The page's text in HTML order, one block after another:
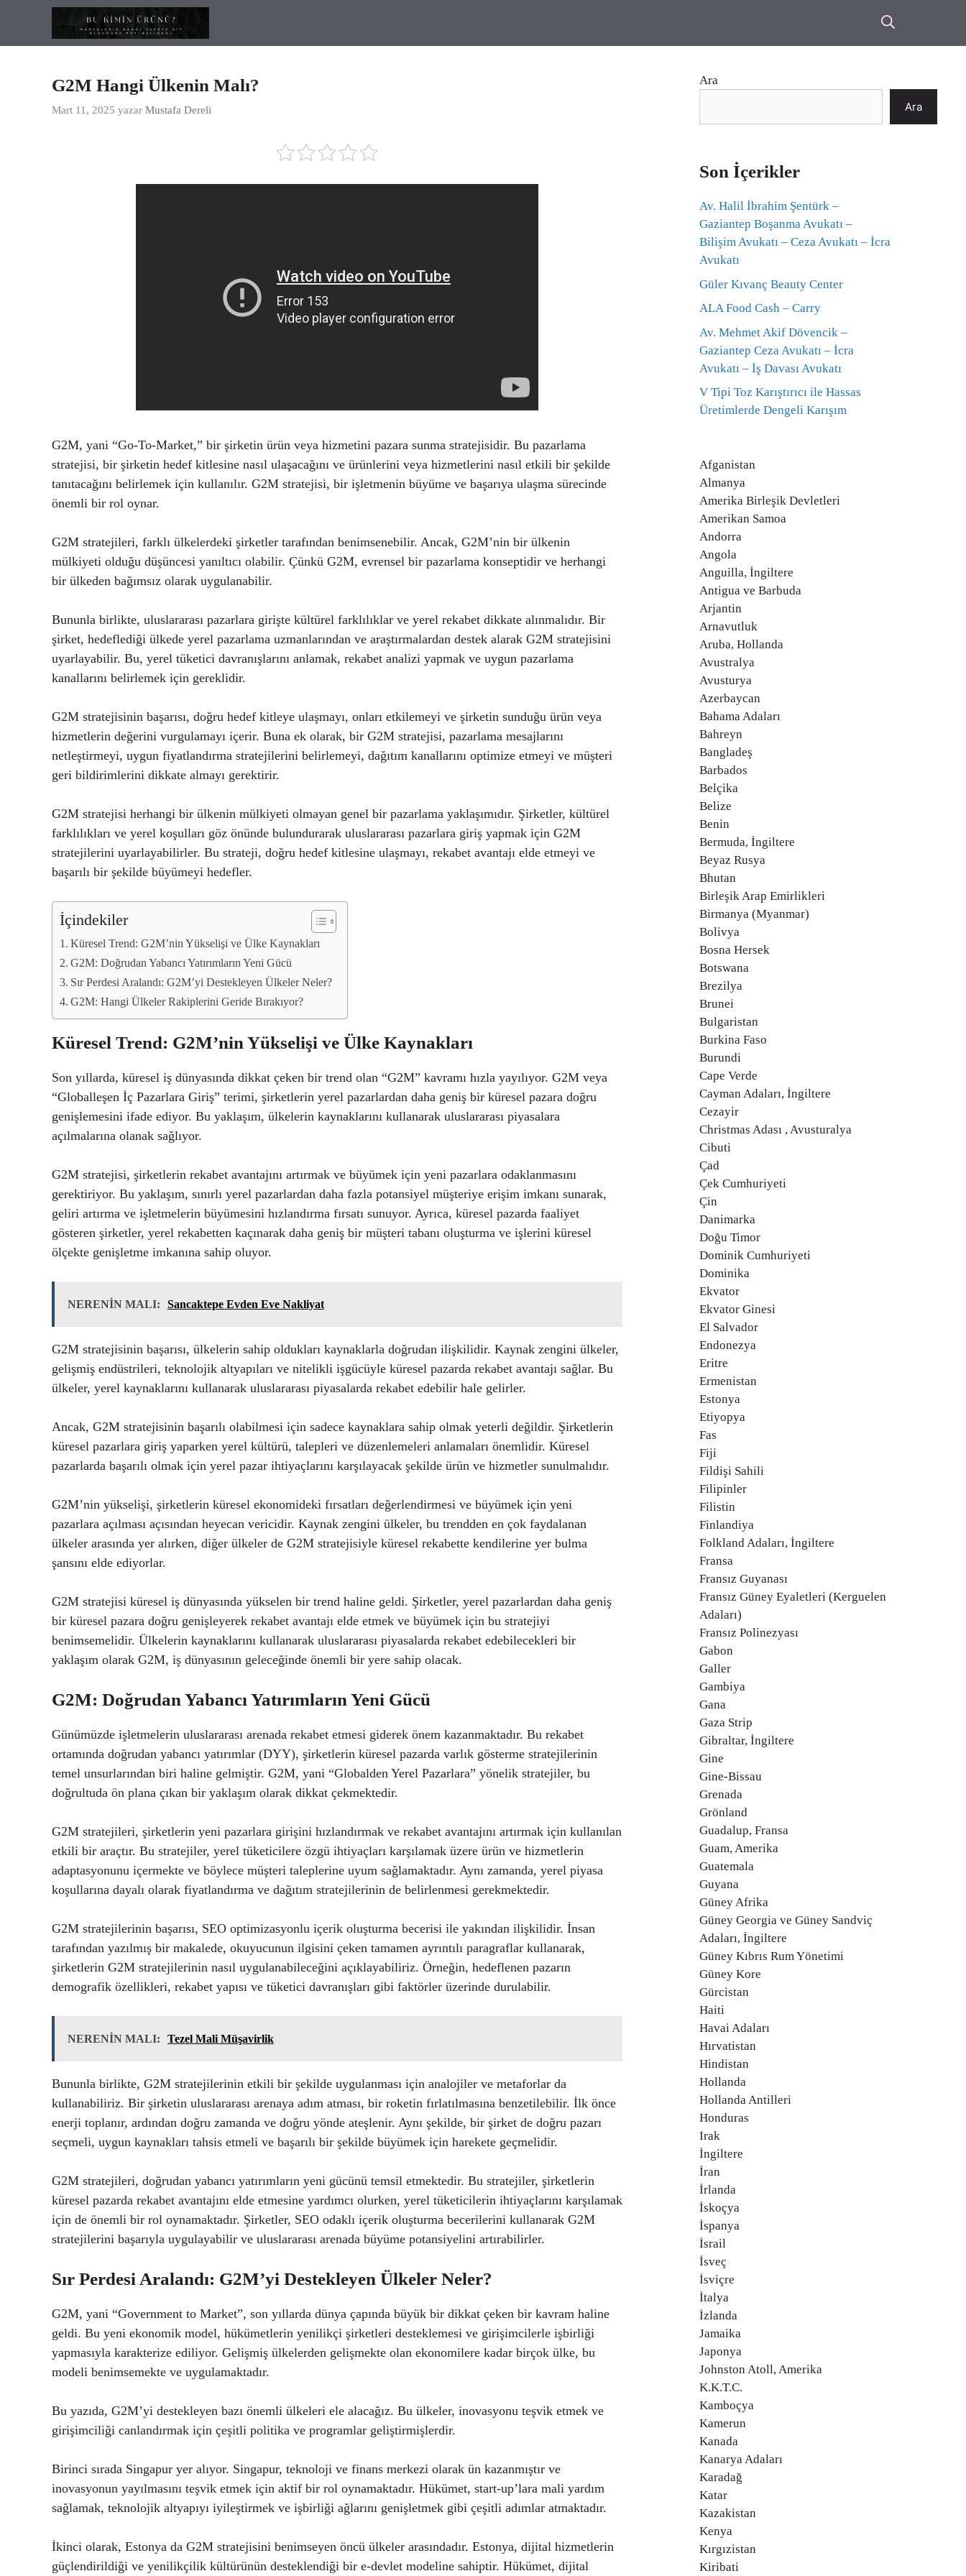
G2M Hangi Ülkenin Malı?
Mart 11, 2025 yazar Mustafa Dereli
G2M, yani “Go-To-Market,” bir şirketin ürün veya hizmetini pazara sunma stratejisidir. Bu pazarlama
stratejisi, bir şirketin hedef kitlesine nasıl ulaşacağını ve ürünlerini veya hizmetlerini nasıl etkili bir şekilde
tanıtacağını belirlemek için kullanılır. G2M stratejisi, bir işletmenin büyüme ve başarıya ulaşma sürecinde
önemli bir rol oynar.
G2M stratejileri, farklı ülkelerdeki şirketler tarafından benimsenebilir. Ancak, G2M’nin bir ülkenin
mülkiyeti olduğu düşüncesi yanıltıcı olabilir. Çünkü G2M, evrensel bir pazarlama konseptidir ve herhangi
bir ülkeden bağımsız olarak uygulanabilir.
Bununla birlikte, uluslararası pazarlara girişte kültürel farklılıklar ve yerel rekabet dikkate alınmalıdır. Bir
şirket, hedeflediği ülkede yerel pazarlama uzmanlarından ve araştırmalardan destek alarak G2M stratejisini
uyarlayabilir. Bu, yerel tüketici davranışlarını anlamak, rekabet analizi yapmak ve uygun pazarlama
kanallarını belirlemek için gereklidir.
G2M stratejisinin başarısı, doğru hedef kitleye ulaşmayı, onları etkilemeyi ve şirketin sunduğu ürün veya
hizmetlerin değerini vurgulamayı içerir. Buna ek olarak, bir G2M stratejisi, pazarlama mesajlarını
netleştirmeyi, uygun fiyatlandırma stratejilerini belirlemeyi, dağıtım kanallarını optimize etmeyi ve müşteri
geri bildirimlerini dikkate almayı gerektirir.
G2M stratejisi herhangi bir ülkenin mülkiyeti olmayan genel bir pazarlama yaklaşımıdır. Şirketler, kültürel
farklılıkları ve yerel koşulları göz önünde bulundurarak uluslararası pazarlara giriş yapmak için G2M
stratejilerini uyarlayabilirler. Bu strateji, doğru hedef kitlesine ulaşmayı, rekabet avantajı elde etmeyi ve
başarılı bir şekilde büyümeyi hedefler.
İçindekiler
Küresel Trend: G2M’nin Yükselişi ve Ülke Kaynakları
G2M: Doğrudan Yabancı Yatırımların Yeni Gücü
Sır Perdesi Aralandı: G2M’yi Destekleyen Ülkeler Neler?
G2M: Hangi Ülkeler Rakiplerini Geride Bırakıyor?
Küresel Trend: G2M’nin Yükselişi ve Ülke Kaynakları
Son yıllarda, küresel iş dünyasında dikkat çeken bir trend olan “G2M” kavramı hızla yayılıyor. G2M veya
“Globalleşen İç Pazarlara Giriş” terimi, şirketlerin yerel pazarlardan daha geniş bir küresel pazara doğru
genişlemesini ifade ediyor. Bu yaklaşım, ülkelerin kaynaklarını kullanarak uluslararası piyasalara
açılmalarına olanak sağlıyor.
G2M stratejisi, şirketlerin rekabet avantajını artırmak ve büyümek için yeni pazarlara odaklanmasını
gerektiriyor. Bu yaklaşım, sınırlı yerel pazarlardan daha fazla potansiyel müşteriye erişim imkanı sunarak,
geliri artırma ve işletmelerin büyümesini hızlandırma fırsatı sunuyor. Ayrıca, küresel pazarda faaliyet
gösteren şirketler, yerel rekabetten kaçınarak daha geniş bir müşteri tabanı oluşturma ve işlerini küresel
ölçekte genişletme imkanına sahip oluyor.
NERENİN MALI: Sancaktepe Evden Eve Nakliyat
G2M stratejisinin başarısı, ülkelerin sahip oldukları kaynaklarla doğrudan ilişkilidir. Kaynak zengini ülkeler,
gelişmiş endüstrileri, teknolojik altyapıları ve nitelikli işgücüyle küresel pazarda rekabet avantajı sağlar. Bu
ülkeler, yerel kaynaklarını kullanarak uluslararası piyasalarda rekabet edebilir hale gelirler.
Ancak, G2M stratejisinin başarılı olabilmesi için sadece kaynaklara sahip olmak yeterli değildir. Şirketlerin
küresel pazarlara giriş yaparken yerel kültürü, talepleri ve düzenlemeleri anlamaları önemlidir. Küresel
pazarlarda başarılı olmak için yerel pazar ihtiyaçlarını karşılayacak şekilde ürün ve hizmetler sunulmalıdır.
G2M’nin yükselişi, şirketlerin küresel ekonomideki fırsatları değerlendirmesi ve büyümek için yeni
pazarlara açılması açısından heyecan vericidir. Kaynak zengini ülkeler, bu trendden en çok faydalanan
ülkeler arasında yer alırken, diğer ülkeler de G2M stratejisiyle küresel rekabette kendilerine yer bulma
şansını elde ediyorlar.
G2M stratejisi küresel iş dünyasında yükselen bir trend haline geldi. Şirketler, yerel pazarlardan daha geniş
bir küresel pazara doğru genişleyerek rekabet avantajı elde etmek ve büyümek için bu stratejiyi
benimsemelidir. Ülkelerin kaynaklarını kullanarak uluslararası piyasalarda rekabet edebilecekleri bir
yaklaşım olarak G2M, iş dünyasının geleceğinde önemli bir yere sahip olacak.
G2M: Doğrudan Yabancı Yatırımların Yeni Gücü
Günümüzde işletmelerin uluslararası arenada rekabet etmesi giderek önem kazanmaktadır. Bu rekabet
ortamında doğrudan yabancı yatırımlar (DYY), şirketlerin küresel pazarda varlık gösterme stratejilerinin
temel unsurlarından biri haline gelmiştir. G2M, yani “Globalden Yerel Pazarlara” yönelik stratejiler, bu
doğrultuda ön plana çıkan bir yaklaşım olarak dikkat çekmektedir.
G2M stratejileri, şirketlerin yeni pazarlara girişini hızlandırmak ve rekabet avantajını artırmak için kullanılan
etkili bir araçtır. Bu stratejiler, yerel tüketicilere özgü ihtiyaçları karşılamak üzere ürün ve hizmetlerin
adaptasyonunu içermekte ve böylece müşteri taleplerine uyum sağlamaktadır. Aynı zamanda, yerel piyasa
koşullarına dayalı olarak fiyatlandırma ve dağıtım stratejilerinin de belirlenmesi gerekmektedir.
G2M stratejilerinin başarısı, SEO optimizasyonlu içerik oluşturma becerisi ile yakından ilişkilidir. İnsan
tarafından yazılmış bir makalede, okuyucunun ilgisini çeken tamamen ayrıntılı paragraflar kullanarak,
şirketlerin G2M stratejilerinin nasıl uygulanabileceğini açıklayabiliriz. Örneğin, hedeflenen pazarın
demografik özellikleri, rekabet yapısı ve tüketici davranışları gibi faktörler üzerinde durulabilir.
NERENİN MALI: Tezel Mali Müşavirlik
Bununla birlikte, G2M stratejilerinin etkili bir şekilde uygulanması için analojiler ve metaforlar da
kullanabiliriz. Bir şirketin uluslararası arenaya adım atması, bir roketin fırlatılmasına benzetilebilir. İlk önce
enerji toplanır, ardından doğru zamanda ve doğru yönde ateşlenir. Aynı şekilde, bir şirket de doğru pazarı
seçmeli, uygun kaynakları tahsis etmeli ve başarılı bir şekilde büyümek için harekete geçmelidir.
G2M stratejileri, doğrudan yabancı yatırımların yeni gücünü temsil etmektedir. Bu stratejiler, şirketlerin
küresel pazarda rekabet avantajını elde etmesine yardımcı olurken, yerel tüketicilerin ihtiyaçlarını karşılamak
için de önemli bir rol oynamaktadır. Şirketler, SEO odaklı içerik oluşturma becerilerini kullanarak G2M
stratejilerini başarıyla uygulayabilir ve uluslararası arenada büyüme potansiyelini artırabilirler.
Sır Perdesi Aralandı: G2M’yi Destekleyen Ülkeler Neler?
G2M, yani “Government to Market”, son yıllarda dünya çapında büyük bir dikkat çeken bir kavram haline
geldi. Bu yeni ekonomik model, hükümetlerin yenilikçi şirketleri desteklemesi ve girişimcilerle işbirliği
yapmasıyla karakterize ediliyor. Gelişmiş ülkelerden gelişmekte olan ekonomilere kadar birçok ülke, bu
modeli benimsemekte ve uygulamaktadır.
Bu yazıda, G2M’yi destekleyen bazı önemli ülkeleri ele alacağız. Bu ülkeler, inovasyonu teşvik etmek ve
girişimciliği canlandırmak için çeşitli politika ve programlar geliştirmişlerdir.
Birinci sırada Singapur yer alıyor. Singapur, teknoloji ve finans merkezi olarak ün kazanmıştır ve
inovasyonun yayılmasını teşvik etmek için aktif bir rol oynamaktadır. Hükümet, start-up’lara mali yardım
sağlamak, teknolojik altyapıyı iyileştirmek ve işbirliği ağlarını genişletmek gibi çeşitli adımlar atmaktadır.
İkinci olarak, Estonya da G2M stratejisini benimseyen öncü ülkeler arasındadır. Estonya, dijital hizmetlerin
güçlendirildiği ve yenilikçilik kültürünün desteklendiği bir e-devlet modeline sahiptir. Hükümet, dijital
Ara
Ara
Son İçerikler
Av. Halil İbrahim Şentürk –
Gaziantep Boşanma Avukatı –
Bilişim Avukatı – Ceza Avukatı – İcra
Avukatı
Güler Kıvanç Beauty Center
ALA Food Cash – Carry
Av. Mehmet Akif Dövencik –
Gaziantep Ceza Avukatı – İcra
Avukatı – İş Davası Avukatı
V Tipi Toz Karıştırıcı ile Hassas
Üretimlerde Dengeli Karışım
Afganistan
Almanya
Amerika Birleşik Devletleri
Amerikan Samoa
Andorra
Angola
Anguilla, İngiltere
Antigua ve Barbuda
Arjantin
Arnavutluk
Aruba, Hollanda
Avustralya
Avusturya
Azerbaycan
Bahama Adaları
Bahreyn
Bangladeş
Barbados
Belçika
Belize
Benin
Bermuda, İngiltere
Beyaz Rusya
Bhutan
Birleşik Arap Emirlikleri
Birmanya (Myanmar)
Bolivya
Bosna Hersek
Botswana
Brezilya
Brunei
Bulgaristan
Burkina Faso
Burundi
Cape Verde
Cayman Adaları, İngiltere
Cezayir
Christmas Adası , Avusturalya
Cibuti
Çad
Çek Cumhuriyeti
Çin
Danimarka
Doğu Timor
Dominik Cumhuriyeti
Dominika
Ekvator
Ekvator Ginesi
El Salvador
Endonezya
Eritre
Ermenistan
Estonya
Etiyopya
Fas
Fiji
Fildişi Sahili
Filipinler
Filistin
Finlandiya
Folkland Adaları, İngiltere
Fransa
Fransız Guyanası
Fransız Güney Eyaletleri (Kerguelen
Adaları)
Fransız Polinezyası
Gabon
Galler
Gambiya
Gana
Gaza Strip
Gibraltar, İngiltere
Gine
Gine-Bissau
Grenada
Grönland
Guadalup, Fransa
Guam, Amerika
Guatemala
Guyana
Güney Afrika
Güney Georgia ve Güney Sandviç
Adaları, İngiltere
Güney Kıbrıs Rum Yönetimi
Güney Kore
Gürcistan
Haiti
Havai Adaları
Hırvatistan
Hindistan
Hollanda
Hollanda Antilleri
Honduras
Irak
İngiltere
İran
İrlanda
İskoçya
İspanya
İsrail
İsveç
İsviçre
İtalya
İzlanda
Jamaika
Japonya
Johnston Atoll, Amerika
K.K.T.C.
Kamboçya
Kamerun
Kanada
Kanarya Adaları
Karadağ
Katar
Kazakistan
Kenya
Kırgızistan
Kiribati